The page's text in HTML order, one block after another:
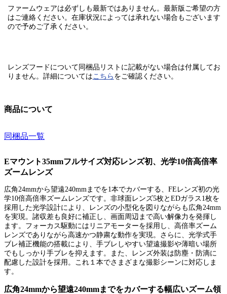
ファームウェアは必ずしも最新ではありません。最新版ご希望の方
はご連絡ください。在庫状況によっては承れない場合もございます
ので予めご了承ください。
レンズフードについて同梱品リストに記載がない場合は付属してお
りません。 詳細についてはこちら をご確認ください。
商品について
同梱品一覧
Eマウント35mmフルサイズ対応レンズ初、光学10倍高倍率
ズームレンズ
広角24mmから望遠240mmまでを1本でカバーする、FEレンズ初の光
学10倍高倍率ズームレンズです。非球面レンズ5枚とEDガラス1枚を
採用した光学設計により、レンズの小型化を図りながらも広角24mm
を実現。諸収差も良好に補正し、画面周辺まで高い解像力を発揮し
ます。フォーカス駆動にはリニアモーターを採用し、高倍率ズーム
レンズでありながら高速かつ静粛な動作を実現。さらに、光学式手
ブレ補正機能の搭載により、手ブレしやすい望遠撮影や薄暗い場所
でもしっかり手ブレを抑えます。また、レンズ外装は防塵・防滴に
配慮した設計を採用。これ１本でさまざまな撮影シーンに対応しま
す。
広角24mmから望遠240mmまでをカバーする幅広いズーム領